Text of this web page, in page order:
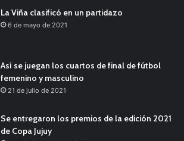
La Viña clasificó en un partidazo
6 de mayo de 2021
Así se juegan los cuartos de final de fútbol
femenino y masculino
21 de julio de 2021
Se entregaron los premios de la edición 2021
de Copa Jujuy